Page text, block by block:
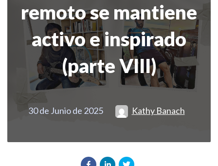
remoto se mantiene
activo e inspirado
(parte VIII)
30 de Junio de 2025 Kathy Banach